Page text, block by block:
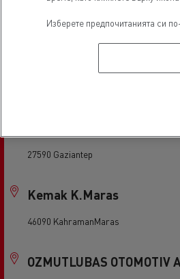
41100 KOCAELI
27590 Gaziantep
Kemak K.Maras
46090 KahramanMaras
OZMUTLUBAS OTOMOTIV
Изберете предпочитанията си